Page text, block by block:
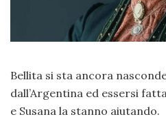
Bellita si sta ancora
dall’Argentina ed essersi
e Susana la stanno aiutando.